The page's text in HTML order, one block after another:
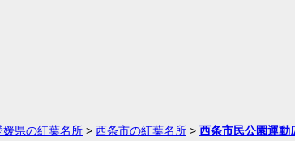
媛県の紅葉名所 > 西条市の紅葉名所 > 西条市民公園運動